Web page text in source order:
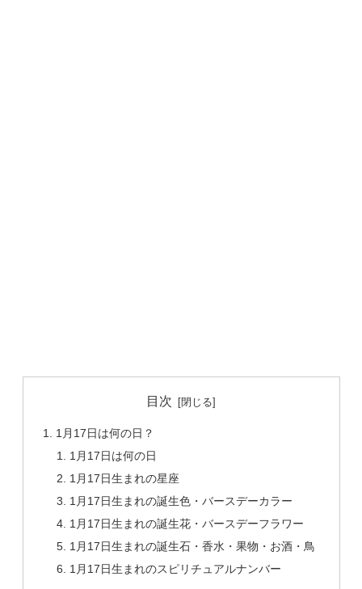
目次
1月17日は何の日？
1月17日は何の日
1月17日生まれの星座
1月17日生まれの誕生色・バースデーカラー
1月17日生まれの誕生花・バースデーフラワー
1月17日生まれの誕生石・香水・果物・お酒・鳥
1月17日生まれのスピリチュアルナンバー